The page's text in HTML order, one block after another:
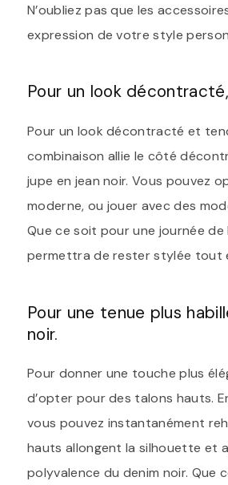
N’oubliez pas que les
expression de votre style
Pour un look
Pour un look décontracté et
combinaison allie le côté
jupe en jean noir. Vous pouvez
moderne, ou jouer avec des
Que ce soit pour une journée
permettra de rester stylée tout
Pour une tenue plus
noir.
Pour donner une touche plus
d’opter pour des talons hauts.
vous pouvez instantanément
hauts allongent la silhouette et
polyvalence du denim noir. Que